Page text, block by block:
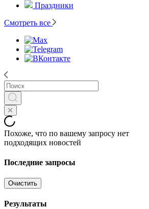
Праздники
Смотреть все
Похоже, что по вашему запросу нет
подходящих новостей
Последние запросы
Очистить
Результаты